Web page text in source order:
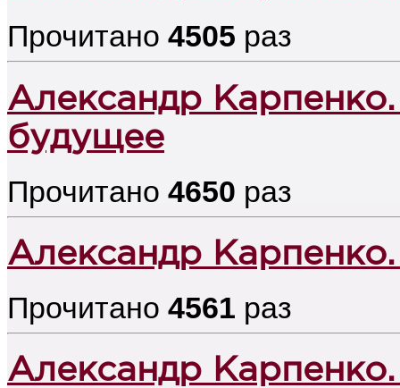
Прочитано 4505 раз
Александр
будущее
Прочитано 4650 раз
Александр
Прочитано 4561 раз
Александр